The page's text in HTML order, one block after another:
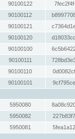
90100122
90100112
90100121
90100120
90100100
90100111
90100110
90100101
5950080
5950082
5950081